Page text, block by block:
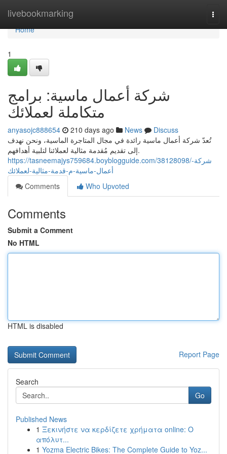
livebookmarking
Home
Home
1
شركة أعمال ماسية: برامج
متكاملة لعملائك
anyasojc888654 210 days ago News
Discuss
تُعدّ شركة أعمال ماسية رائدة في مجال المتاجرة الماسية، ونحن نهدف
إلى تقديم مُقدمة مثالية لعملائنا لتلبية أهدافهم.
https://tasneemajys759684.boyblogguide.com/38128098/شركة-
أعمال-ماسية-م-قدمة-مثالية-لعملائك
Comments
Who Upvoted
Comments
Submit a Comment
No HTML
HTML is disabled
Report Page
Search
Go
Published News
1 Ξεκινήστε να κερδίζετε χρήματα online: Ο
απόλυτ...
1 Yozma Electric Bikes: The Complete Guide to Yoz...